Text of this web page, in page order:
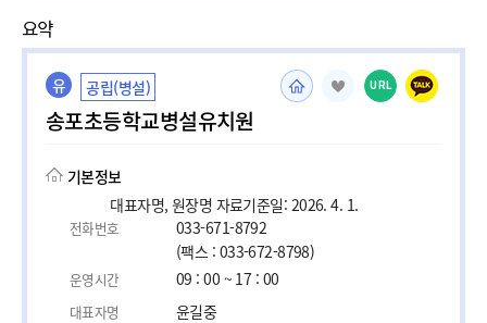
요약
유 공립(병설)
송포초등학교병설유치원
URL
기본정보
대표자명, 원장명 자료기준일: 2026. 4. 1.
전화번호
033-671-8792
(팩스 : 033-672-8798)
운영시간 09 : 00 ~ 17 : 00
대표자명 윤길중